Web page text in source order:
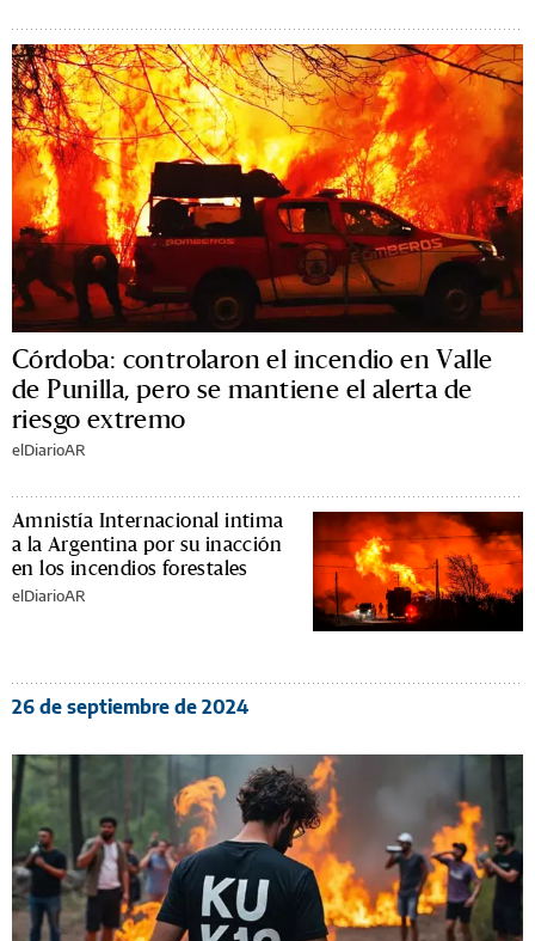
Córdoba: controlaron el incendio en Valle
de Punilla, pero se mantiene el alerta de
riesgo extremo
elDiarioAR
Amnistía Internacional intima
a la Argentina por su inacción
en los incendios forestales
elDiarioAR
26 de septiembre de 2024